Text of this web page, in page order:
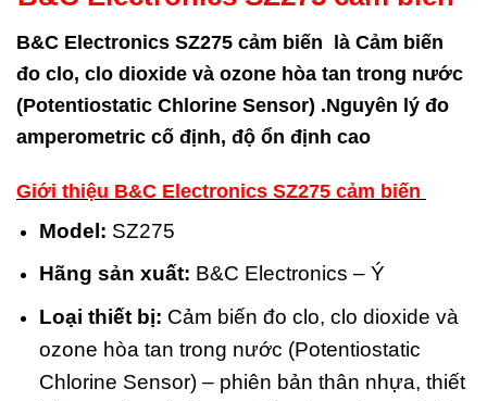
B&C Electronics SZ275 cảm biến là Cảm biến
đo clo, clo dioxide và ozone hòa tan trong nước
(Potentiostatic Chlorine Sensor) .Nguyên lý đo
amperometric cố định, độ ổn định cao
Giới thiệu B&C Electronics SZ275 cảm biến
Model: SZ275
Hãng sản xuất: B&C Electronics – Ý
Loại thiết bị: Cảm biến đo clo, clo dioxide và
ozone hòa tan trong nước (Potentiostatic
Chlorine Sensor) – phiên bản thân nhựa, thiết